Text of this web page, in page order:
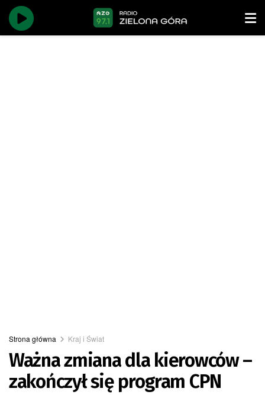
Strona główna Kraj i Świat
Ważna zmiana dla kierowców –
zakończył się program CPN